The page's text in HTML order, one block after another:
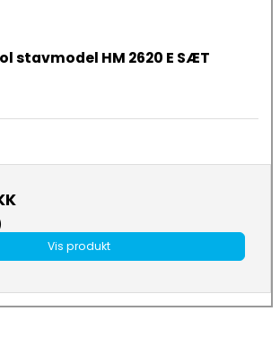
stavmodel HM 2620 E SÆT
Vis produkt